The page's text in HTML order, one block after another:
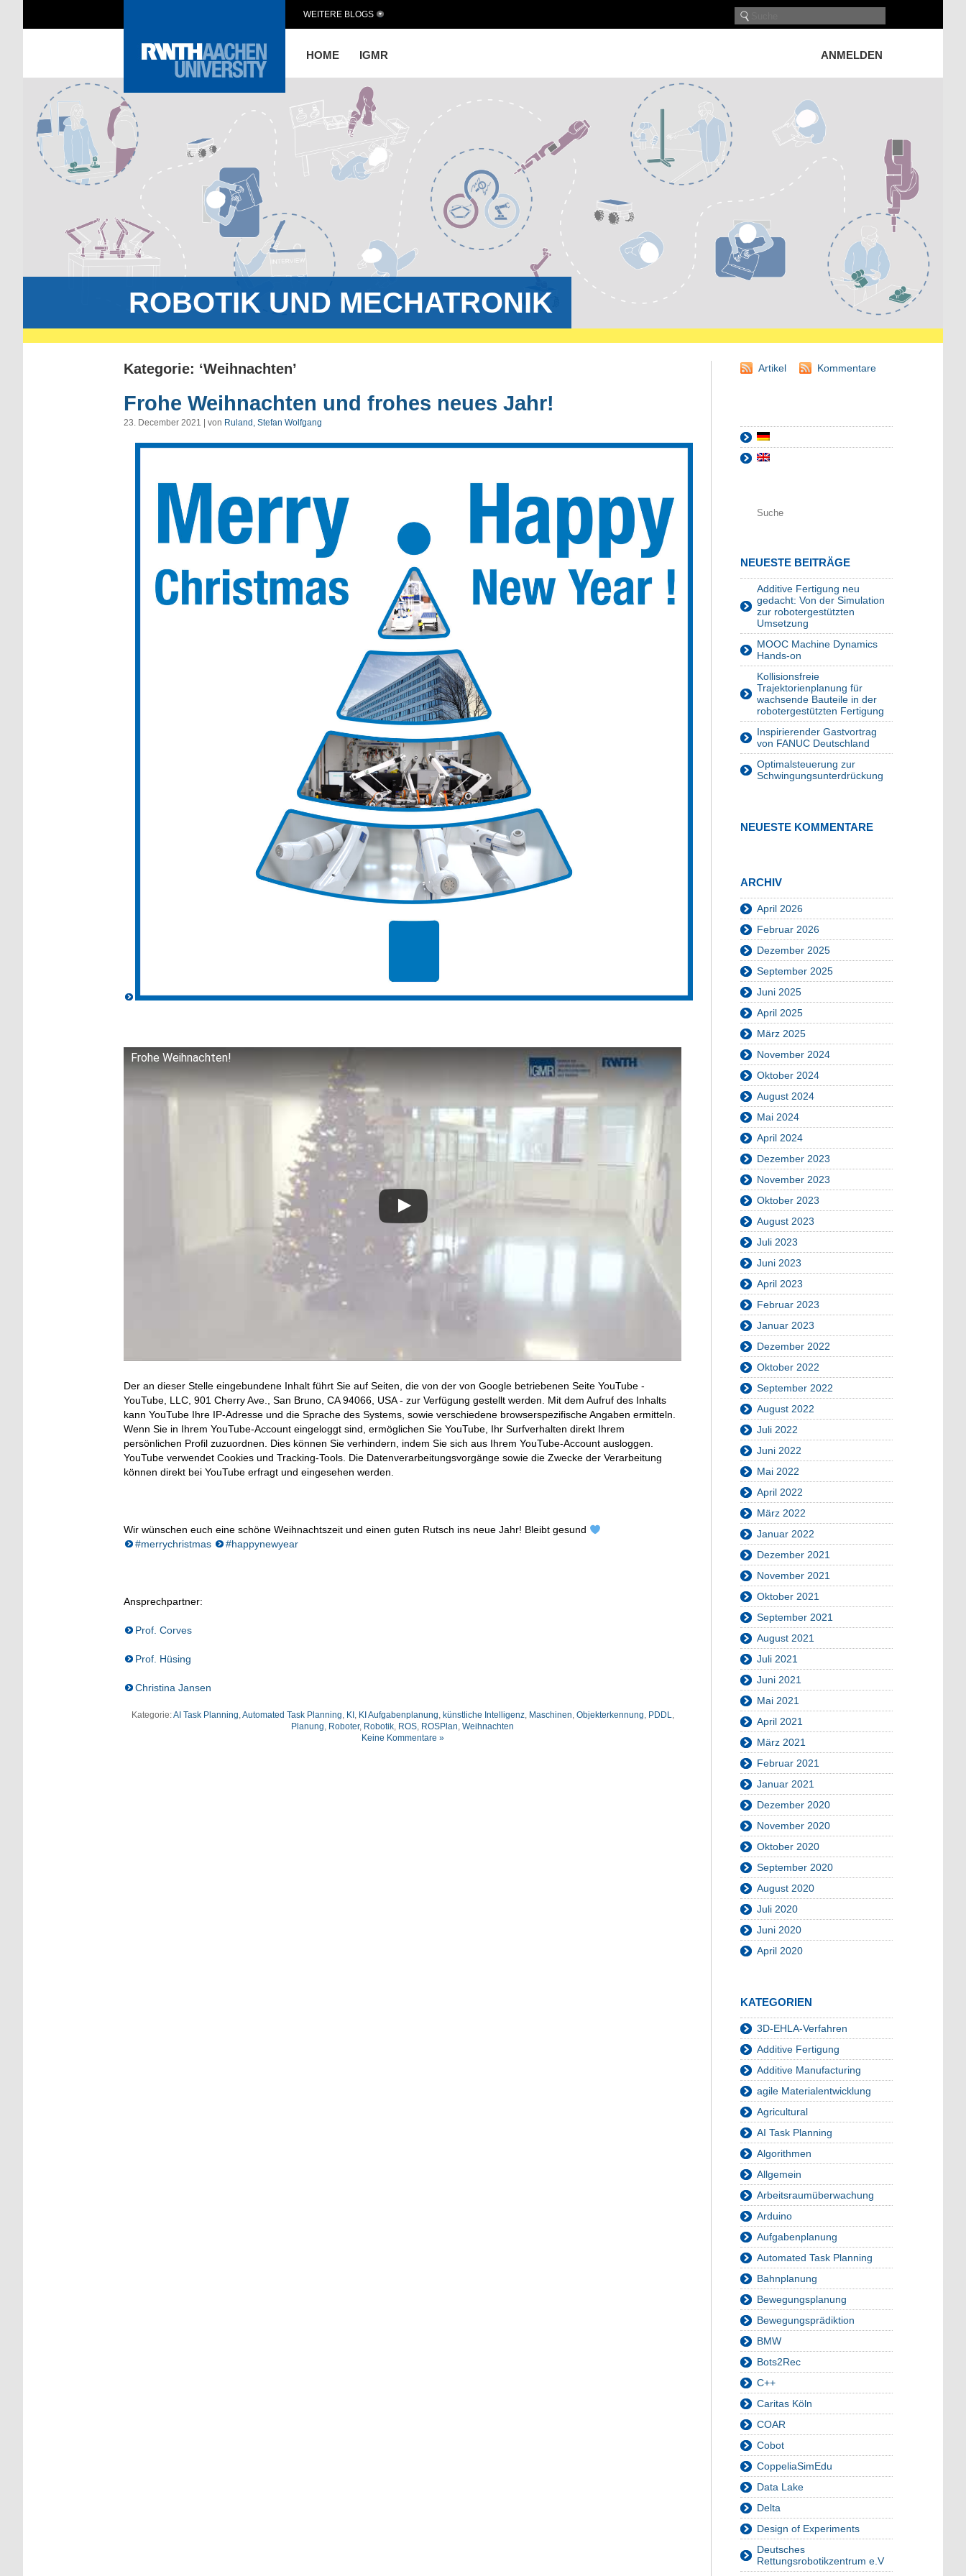
HOME IGMR ANMELDEN
WEITERE BLOGS
ROBOTIK UND MECHATRONIK
Kategorie: ‘Weihnachten’
Frohe Weihnachten und frohes neues Jahr!
23. December 2021 | von Ruland, Stefan Wolfgang
Frohe Weihnachten!
Der an dieser Stelle eingebundene Inhalt führt Sie auf Seiten, die von der von Google betriebenen Seite YouTube -
YouTube, LLC, 901 Cherry Ave., San Bruno, CA 94066, USA - zur Verfügung gestellt werden. Mit dem Aufruf des Inhalts
kann YouTube Ihre IP-Adresse und die Sprache des Systems, sowie verschiedene browserspezifische Angaben ermitteln.
Wenn Sie in Ihrem YouTube-Account eingeloggt sind, ermöglichen Sie YouTube, Ihr Surfverhalten direkt Ihrem
persönlichen Profil zuzuordnen. Dies können Sie verhindern, indem Sie sich aus Ihrem YouTube-Account ausloggen.
YouTube verwendet Cookies und Tracking-Tools. Die Datenverarbeitungsvorgänge sowie die Zwecke der Verarbeitung
können direkt bei YouTube erfragt und eingesehen werden.
Wir wünschen euch eine schöne Weihnachtszeit und einen guten Rutsch ins neue Jahr! Bleibt gesund
#merrychristmas
#happynewyear
Ansprechpartner:
Prof. Corves
Prof. Hüsing
Christina Jansen
Kategorie:AI Task Planning,Automated Task Planning, KI , KI Aufgabenplanung, künstliche Intelligenz, Maschinen, Objekterkennung, PDDL,
Planung, Roboter, Robotik, ROS, ROSPlan, Weihnachten
Keine Kommentare »
Artikel Kommentare
NEUESTE BEITRÄGE
Additive Fertigung neu
gedacht: Von der Simulation
zur robotergestützten
Umsetzung
MOOC Machine Dynamics
Hands-on
Kollisionsfreie
Trajektorienplanung für
wachsende Bauteile in der
robotergestützten Fertigung
Inspirierender Gastvortrag
von FANUC Deutschland
Optimalsteuerung zur
Schwingungsunterdrückung
NEUESTE KOMMENTARE
ARCHIV
April 2026
Februar 2026
Dezember 2025
September 2025
Juni 2025
April 2025
März 2025
November 2024
Oktober 2024
August 2024
Mai 2024
April 2024
Dezember 2023
November 2023
Oktober 2023
August 2023
Juli 2023
Juni 2023
April 2023
Februar 2023
Januar 2023
Dezember 2022
Oktober 2022
September 2022
August 2022
Juli 2022
Juni 2022
Mai 2022
April 2022
März 2022
Januar 2022
Dezember 2021
November 2021
Oktober 2021
September 2021
August 2021
Juli 2021
Juni 2021
Mai 2021
April 2021
März 2021
Februar 2021
Januar 2021
Dezember 2020
November 2020
Oktober 2020
September 2020
August 2020
Juli 2020
Juni 2020
April 2020
KATEGORIEN
3D-EHLA-Verfahren
Additive Fertigung
Additive Manufacturing
agile Materialentwicklung
Agricultural
AI Task Planning
Algorithmen
Allgemein
Arbeitsraumüberwachung
Arduino
Aufgabenplanung
Automated Task Planning
Bahnplanung
Bewegungsplanung
Bewegungsprädiktion
BMW
Bots2Rec
C++
Caritas Köln
COAR
Cobot
CoppeliaSimEdu
Data Lake
Delta
Design of Experiments
Deutsches
Rettungsrobotikzentrum e.V